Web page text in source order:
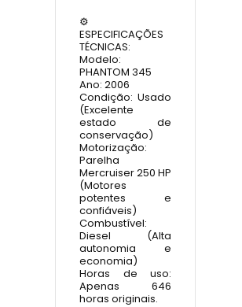
⚙️
ESPECIFICAÇÕES
TÉCNICAS:
Modelo:
PHANTOM 345
Ano: 2006
Condição: Usado
(Excelente
estado de
conservação)
Motorização:
Parelha
Mercruiser 250 HP
(Motores
potentes e
confiáveis)
Combustível:
Diesel (Alta
autonomia e
economia)
Horas de uso:
Apenas 646
horas originais.